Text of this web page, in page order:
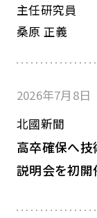
主任研究員
桑原 正義
2026年7月8日
北國新聞
高卒確保へ
説明会を初開